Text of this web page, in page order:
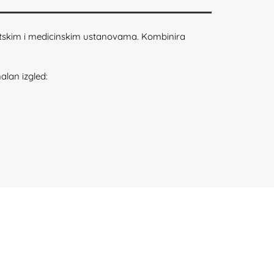
i medicinskim ustanovama. Kombinira
izgled: